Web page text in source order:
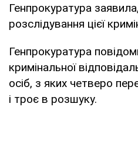
Генпрокуратура
розслідування цієї
Генпрокуратура
кримінальної
осіб, з яких четверо
і троє в розшуку.